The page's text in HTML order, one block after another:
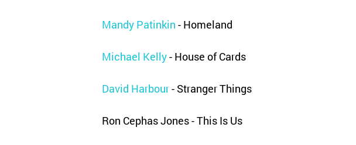
Mandy Patinkin - Homeland
Michael Kelly- House of Cards
David Harbour- Stranger Things
Ron Cephas Jones - This Is Us